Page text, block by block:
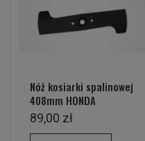
Nóż kosiarki spalinowej
408mm HONDA
89,00 zł